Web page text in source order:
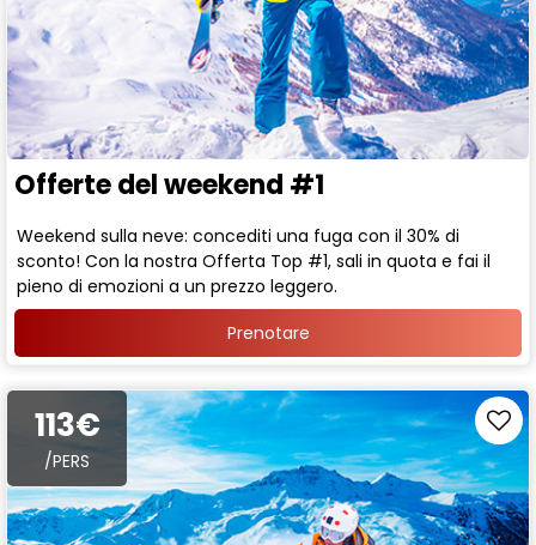
Offerte del weekend #1
Weekend sulla neve: concediti una fuga con il 30% di
sconto! Con la nostra Offerta Top #1, sali in quota e fai il
pieno di emozioni a un prezzo leggero.
Prenotare
113€
/PERS